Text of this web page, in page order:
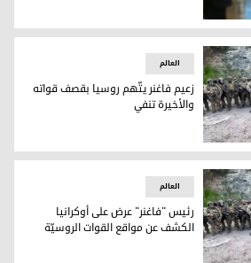
لروسيا رئيس جديد
مجموعته
العالم
زعيم فاغنر يتّهم روسيا بقصف قواته
والأخيرة تنفي
العالم
رئيس "فاغنر" عرض على أوكرانيا
الكشف عن مواقع القوات الروسيّة